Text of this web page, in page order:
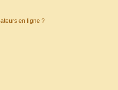
en ligne ?